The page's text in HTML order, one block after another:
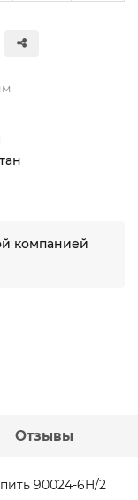
компанией
Отзывы
90024-6H/2